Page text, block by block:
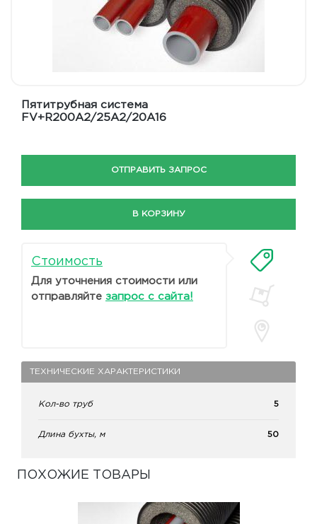
Пятитрубная система
FV+R200A2/25A2/20A16
ОТПРАВИТЬ ЗАПРОС
В КОРЗИНУ
Стоимость
Для уточнения стоимости или
отправляйте запрос с сайта!
ТЕХНИЧЕСКИЕ ХАРАКТЕРИСТИКИ
Кол-во труб 5
Длина бухты, м 50
ПОХОЖИЕ ТОВАРЫ